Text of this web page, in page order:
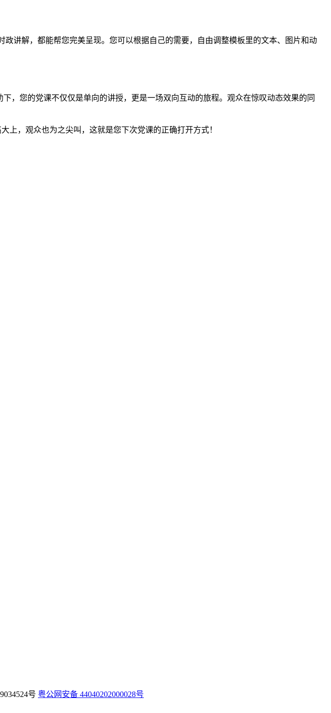
讲解，都能帮您完美呈现。您可以根据自己的需要，自由调整模板里的文本、图片和动
下，您的党课不仅仅是单向的讲授，更是一场双向互动的旅程。观众在惊叹动态效果的同
上，观众也为之尖叫，这就是您下次党课的正确打开方式！
号 粤公网安备 44040202000028号